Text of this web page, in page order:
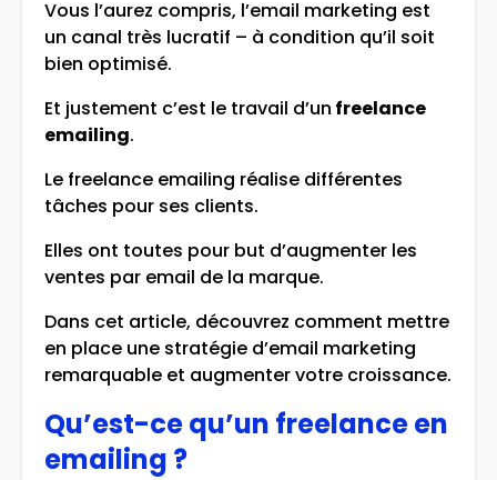
Vous l’aurez compris, l’email marketing est
un canal très lucratif – à condition qu’il soit
bien optimisé.
Et justement c’est le travail d’un freelance
emailing.
Le freelance emailing réalise différentes
tâches pour ses clients.
Elles ont toutes pour but d’augmenter les
ventes par email de la marque.
Dans cet article, découvrez comment mettre
en place une stratégie d’email marketing
remarquable et augmenter votre croissance.
Qu’est-ce qu’un freelance en
emailing ?